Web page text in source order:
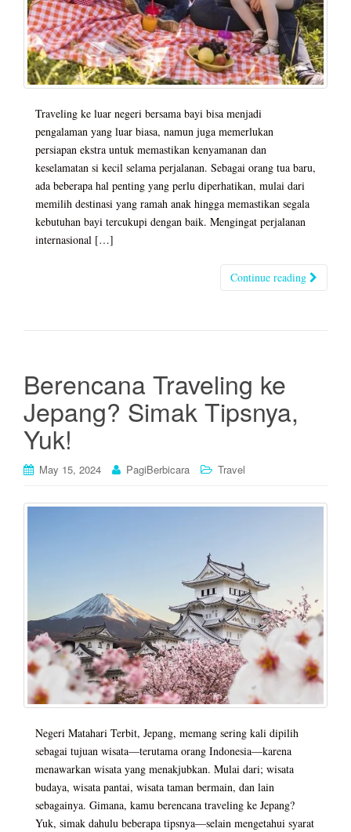
Traveling ke luar negeri bersama bayi bisa menjadi
pengalaman yang luar biasa, namun juga memerlukan
persiapan ekstra untuk memastikan kenyamanan dan
keselamatan si kecil selama perjalanan. Sebagai orang tua baru,
ada beberapa hal penting yang perlu diperhatikan, mulai dari
memilih destinasi yang ramah anak hingga memastikan segala
kebutuhan bayi tercukupi dengan baik. Mengingat perjalanan
internasional […]
Continue reading
Berencana Traveling ke
Jepang? Simak Tipsnya,
Yuk!
May 15, 2024 PagiBerbicara Travel
Negeri Matahari Terbit, Jepang, memang sering kali dipilih
sebagai tujuan wisata—terutama orang Indonesia—karena
menawarkan wisata yang menakjubkan. Mulai dari; wisata
budaya, wisata pantai, wisata taman bermain, dan lain
sebagainya. Gimana, kamu berencana traveling ke Jepang?
Yuk, simak dahulu beberapa tipsnya—selain mengetahui syarat